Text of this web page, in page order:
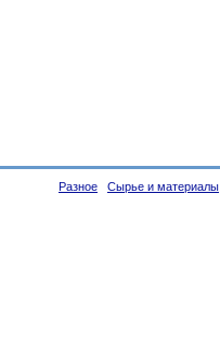
Разное Сырье и материалы